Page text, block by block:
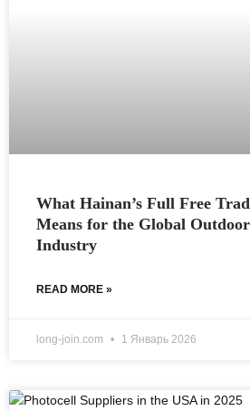
What Hainan’s Full Free
Means for the Global
Industry
READ MORE »
long-join.com 1 Январь 2026